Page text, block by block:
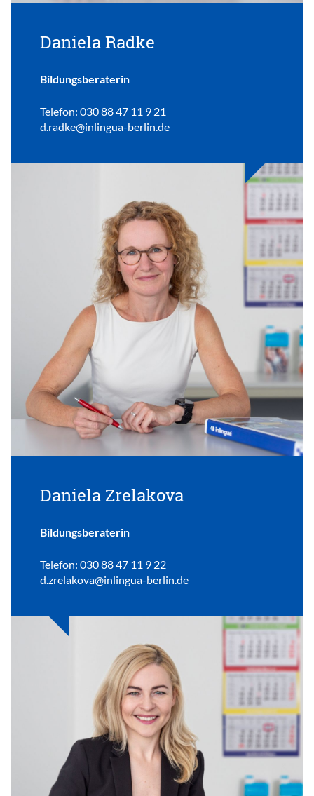
Daniela Radke
Bildungsberaterin
Telefon: 030 88 47 11 9 21
d.radke@inlingua-berlin.de
Daniela Zrelakova
Bildungsberaterin
Telefon: 030 88 47 11 9 22
d.zrelakova@inlingua-berlin.de